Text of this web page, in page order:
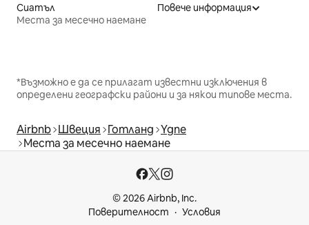
Сиатъл
Места за месечно наемане
Повече информация
*Възможно е да се прилагат известни изключения в
определени географски райони и за някои типове места.
Airbnb Швеция Готланд Ygne
Места за месечно наемане
© 2026 Airbnb, Inc.
Поверителност
Условия